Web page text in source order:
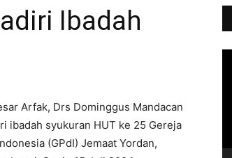
Ibadah
Arfak, Drs Dominggus Mandacan
ibadah syukuran HUT ke 25 Gereja
(GPdI) Jemaat Yordan,